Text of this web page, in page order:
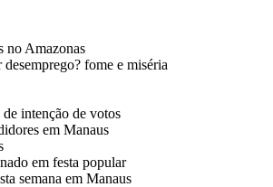
no Amazonas
fome e miséria
intenção de votos
em Manaus
em festa popular
semana em Manaus